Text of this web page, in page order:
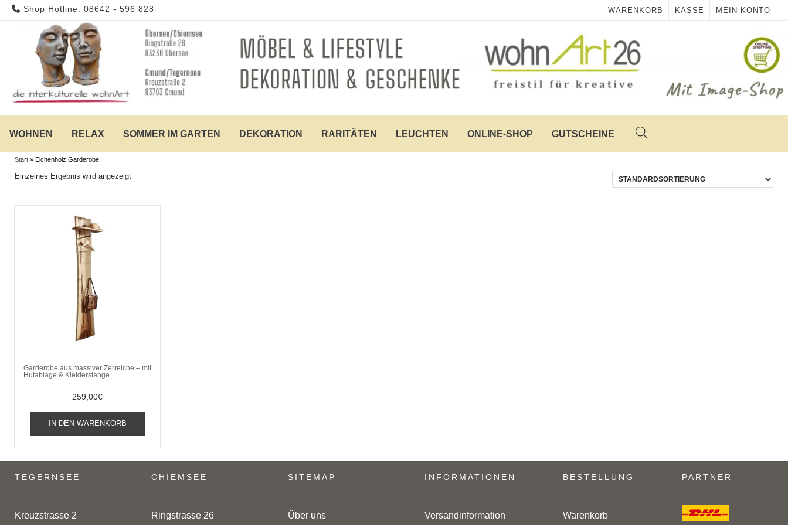
Skip
Shop Hotline: 08642 - 596 828 WARENKORB KASSE MEIN KONTO
WOHNEN RELAX SOMMER IM GARTEN DEKORATION RARITÄTEN LEUCHTEN ONLINE-SHOP GUTSCHEINE
Start » Eichenholz Garderobe
Einzelnes Ergebnis wird angezeigt
Garderobe aus massiver Zerreiche – mit
Hutablage & Kleiderstange
259,00€
IN DEN WARENKORB
TEGERNSEE
Kreuzstrasse 2
CHIEMSEE
Ringstrasse 26
SITEMAP
Über uns
INFORMATIONEN
Versandinformation
BESTELLUNG
Warenkorb
PARTNER